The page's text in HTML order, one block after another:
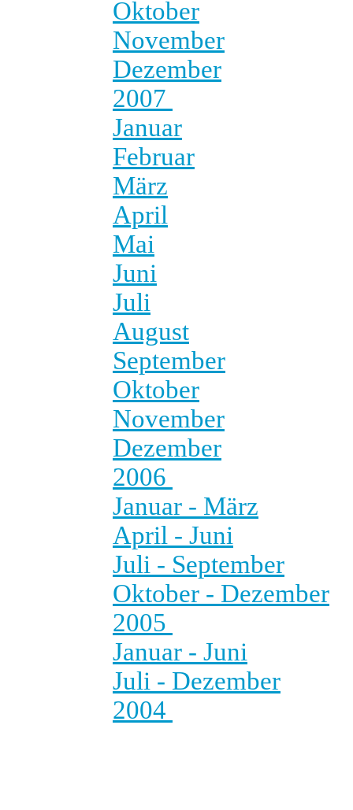
Oktober
November
Dezember
2007
Januar
Februar
März
April
Mai
Juni
Juli
August
September
Oktober
November
Dezember
2006
Januar - März
April - Juni
Juli - September
Oktober - Dezember
2005
Januar - Juni
Juli - Dezember
2004